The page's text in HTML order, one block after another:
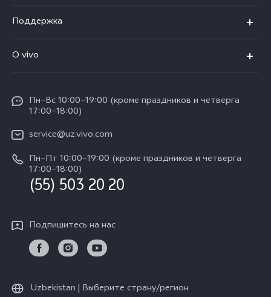
V50 Lite
Y29
Поддержка
Funtouch OS
Сервисные центры
IMEI аутентификация
Запрос стоимости запчастей
Обновление системы
Инструкции по гарантии vivo
O vivo
Пресс Центр
Карьера в vivo
Юридическая информация
О нас
Стабильность
Пн–Вс 10:00–19:00 (кроме праздников и четверга
17:00–18:00)
service@uz.vivo.com
Пн–Пт 10:00–19:00 (кроме праздников и четверга
17:00–18:00)
(55) 503 20 20
Подпишитесь на нас
Uzbekistan | Выберите страну/регион